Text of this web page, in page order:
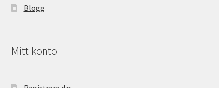
Blogg
Mitt konto